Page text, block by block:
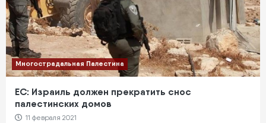
Многострадальная Палестина
ЕС: Израиль должен прекратить снос
палестинских домов
11 февраля 2021